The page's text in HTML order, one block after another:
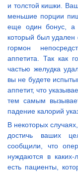
и толстой кишки.
меньшие порции
еще один бонус, а
который был удален
гормон
аппетита. Так как
частью желудка
вы не будете
аппетит, что
тем самым
падение калорий
В некоторых
достичь ваших
сообщили, что
нуждаются в
есть пациенты,